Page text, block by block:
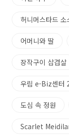
허니머스타드 소
어머니와 딸
장작구이 삽겹살
우림 e-Biz센터
도심 속 정원
Scarlet